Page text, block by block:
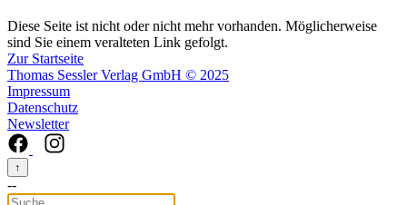
Diese Seite ist nicht oder nicht mehr vorhanden. Möglicherweise
sind Sie einem veralteten Link gefolgt.
Zur Startseite
Thomas Sessler Verlag GmbH © 2025
Impressum
Datenschutz
Newsletter
↑
--